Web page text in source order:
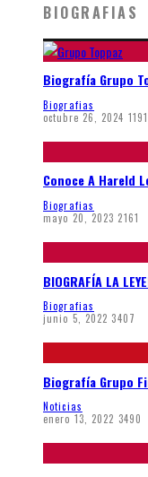
BIOGRAFIAS
Biografía Grupo
Biografias
octubre 26, 2024 1191
Conoce A Hareld
Biografias
mayo 20, 2023 2161
BIOGRAFÍA LA
Biografias
junio 5, 2022 3407
Biografía Grupo
Noticias
enero 13, 2022 3490